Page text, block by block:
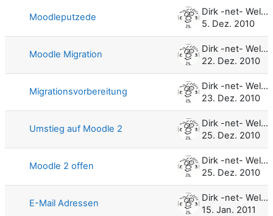
Moodleputzede
Dirk -net- Weller
5. Dez. 2010
Moodle Migration
Dirk -net- Weller
22. Dez. 2010
Migrationsvorbereitung
Dirk -net- Weller
23. Dez. 2010
Umstieg auf Moodle 2
Dirk -net- Weller
25. Dez. 2010
Moodle 2 offen
Dirk -net- Weller
25. Dez. 2010
E-Mail Adressen
Dirk -net- Weller
15. Jan. 2011